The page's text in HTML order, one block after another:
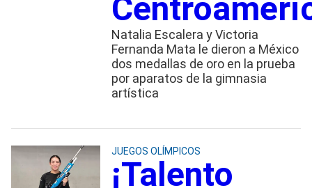
Natalia Escalera y Victoria
Fernanda Mata le dieron a México
dos medallas de oro en la prueba
por aparatos de la gimnasia
artística
JUEGOS OLÍMPICOS
¡Talento